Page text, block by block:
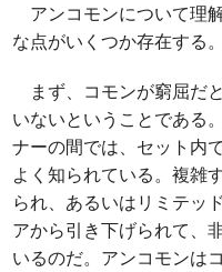
アンコモンについて理
な点がいくつか存在する。
まず、コモンが窮屈だ
いないということである
ナーの間では、セット内
よく知られている。複雑
られ、あるいはリミテッ
アから引き下げられて、
いるのだ。アンコモンは